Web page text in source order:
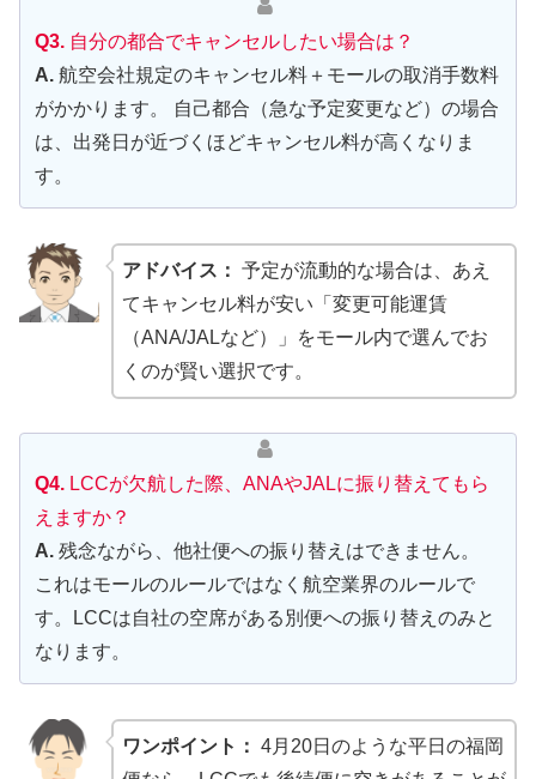
Q3. 自分の都合でキャンセルしたい場合は？
A. 航空会社規定のキャンセル料＋モールの取消手数料
がかかります。 自己都合（急な予定変更など）の場合
は、出発日が近づくほどキャンセル料が高くなりま
す。
アドバイス： 予定が流動的な場合は、あえ
てキャンセル料が安い「変更可能運賃
（ANA/JALなど）」をモール内で選んでお
くのが賢い選択です。
Q4. LCCが欠航した際、ANAやJALに振り替えてもら
えますか？
A. 残念ながら、他社便への振り替えはできません。
これはモールのルールではなく航空業界のルールで
す。LCCは自社の空席がある別便への振り替えのみと
なります。
ワンポイント： 4月20日のような平日の福岡